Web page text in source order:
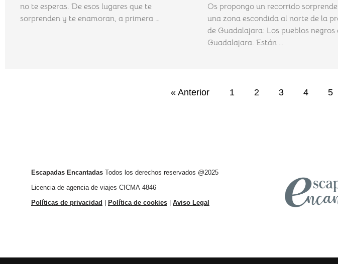
no te esperas. De esos lugares que te
sorprenden y te enamoran, a primera …
Os propongo un recorrido
una zona escondida al norte de la
de Guadalajara: Los pueblos negros
Guadalajara. Están …
« Anterior 1 2 3 4 5
Escapadas Encantadas Todos los derechos reservados @2025
Licencia de agencia de viajes CICMA 4846
Políticas de privacidad | Política de cookies | Aviso Legal